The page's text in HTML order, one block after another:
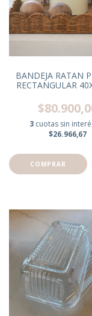
BANDEJA RATAN
RECTANGULAR
3 cuotas sin
$26.966,67